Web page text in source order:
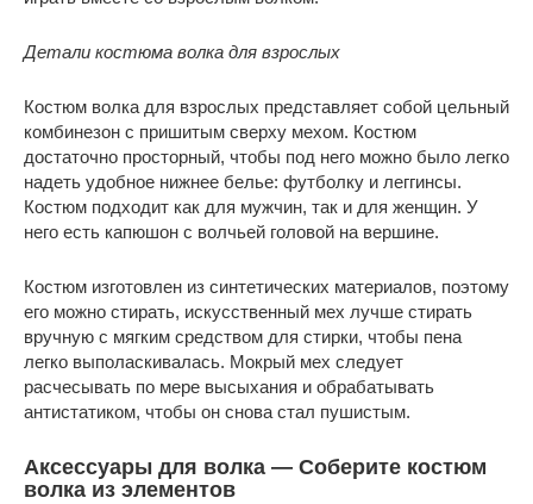
Детали костюма волка для взрослых
Костюм волка для взрослых представляет собой цельный
комбинезон с пришитым сверху мехом. Костюм
достаточно просторный, чтобы под него можно было легко
надеть удобное нижнее белье: футболку и леггинсы.
Костюм подходит как для мужчин, так и для женщин. У
него есть капюшон с волчьей головой на вершине.
Костюм изготовлен из синтетических материалов, поэтому
его можно стирать, искусственный мех лучше стирать
вручную с мягким средством для стирки, чтобы пена
легко выполаскивалась. Мокрый мех следует
расчесывать по мере высыхания и обрабатывать
антистатиком, чтобы он снова стал пушистым.
Аксессуары для волка — Соберите костюм
волка из элементов